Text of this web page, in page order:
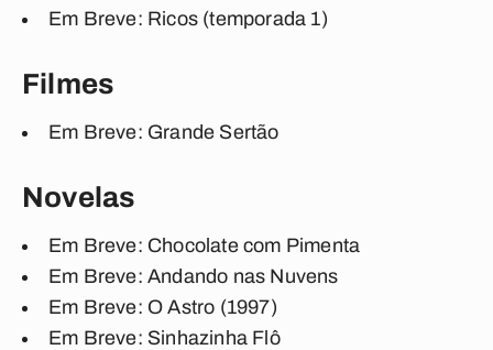
Em Breve: Ricos (temporada 1)
Filmes
Em Breve: Grande Sertão
Novelas
Em Breve: Chocolate com Pimenta
Em Breve: Andando nas Nuvens
Em Breve: O Astro (1997)
Em Breve: Sinhazinha Flô